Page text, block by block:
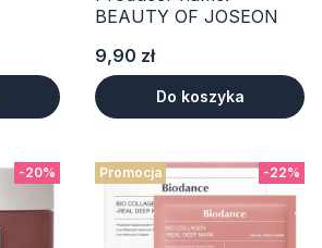
BEAUTY OF JOSEON
Cena
9,90 zł
Do koszyka
-20% -22%
Promocja